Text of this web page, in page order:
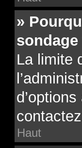
»
sondage
La limite
Haut